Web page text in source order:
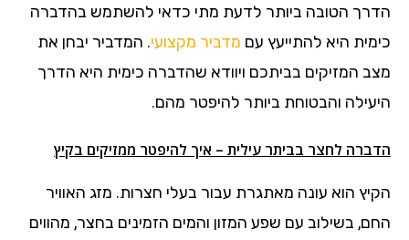
הדרך הטובה ביותר לדעת מתי כדאי להשתמש בהדברה
כימית היא להתייעץ עם מדביר מקצועי. המדביר יבחן את
מצב המזיקים בביתכם ויוודא שהדברה כימית היא הדרך
היעילה והבטוחת ביותר להיפטר מהם.
הדברה לחצר בביתר עילית – איך להיפטר ממזיקים בקיץ
הקיץ הוא עונה מאתגרת עבור בעלי חצרות. מזג האוויר
החם, בשילוב עם שפע המזון והמים הזמינים בחצר, מהווים